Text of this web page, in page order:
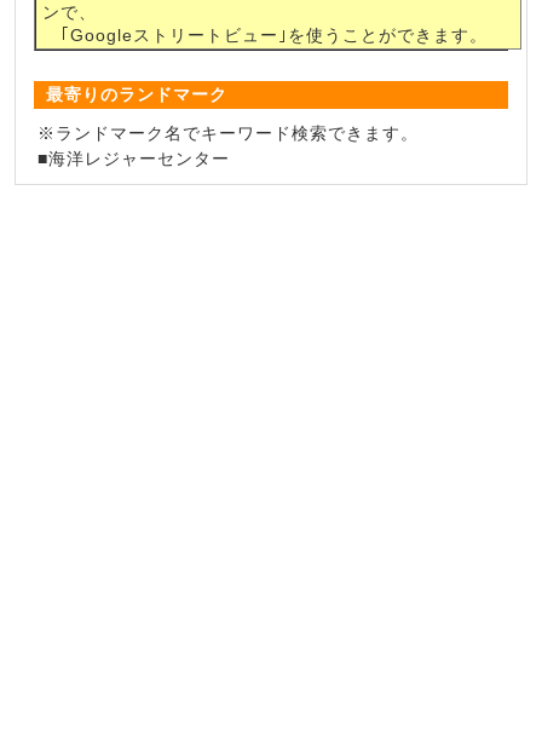
ンで、
｢Googleストリートビュー｣を使うことができます。
最寄りのランドマーク
※ランドマーク名でキーワード検索できます。
■海洋レジャーセンター